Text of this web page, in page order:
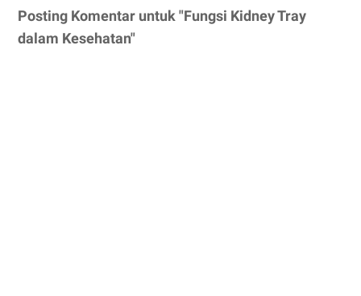
Posting Komentar untuk "Fungsi Kidney Tray
dalam Kesehatan"